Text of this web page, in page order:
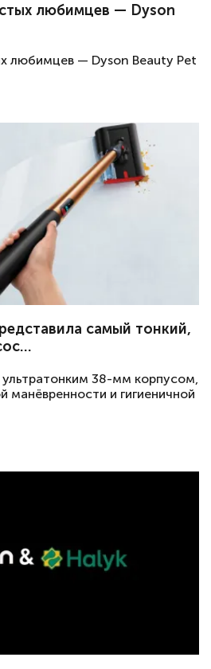
любимцев — Dyson
любимцев — Dyson Beauty Pet
самый тонкий,
38-мм корпусом,
манёвренности и гигиеничной